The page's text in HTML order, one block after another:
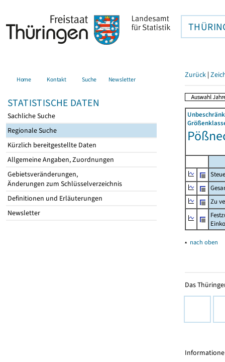
Home Kontakt Suche Newsletter
STATISTISCHE DATEN
Sachliche Suche
Regionale Suche
Kürzlich bereitgestellte Daten
Allgemeine Angaben, Zuordnungen
Gebietsveränderungen,
Änderungen zum Schlüsselverzeichnis
Definitionen und Erläuterungen
Newsletter
Zurück |
Zu
▴ nach oben
Das